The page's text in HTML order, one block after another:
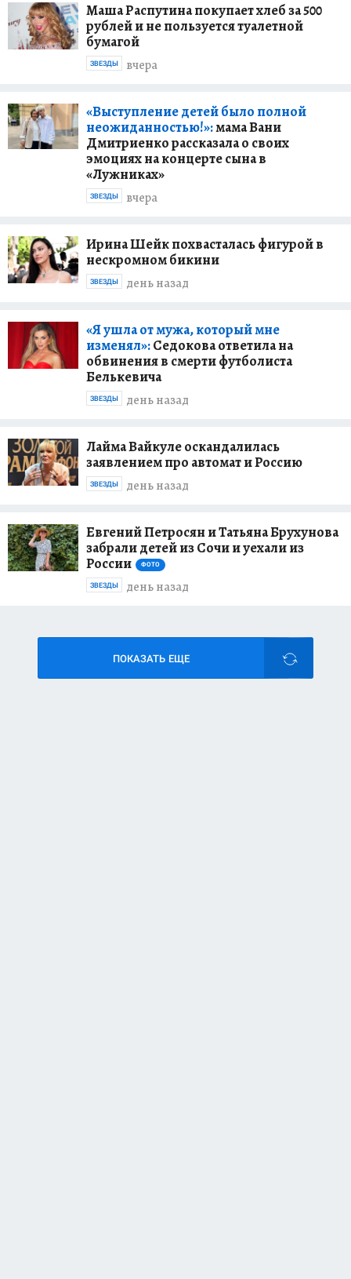
Маша Распутина покупает хлеб за 500
рублей и не пользуется туалетной
бумагой
вчера
ЗВЕЗДЫ
«Выступление детей было полной
неожиданностью!»:мама Вани
Дмитриенко рассказала о своих
эмоциях на концерте сына в
«Лужниках»
вчера
ЗВЕЗДЫ
Ирина Шейк похвасталась фигурой в
нескромном бикини
день назад
ЗВЕЗДЫ
«Я ушла от мужа, который мне
изменял»:Седокова ответила на
обвинения в смерти футболиста
Белькевича
день назад
ЗВЕЗДЫ
Лайма Вайкуле оскандалилась
заявлением про автомат и Россию
день назад
ЗВЕЗДЫ
Евгений Петросян и Татьяна Брухунова
забрали детей из Сочи и уехали из
России
ФОТО
день назад
ЗВЕЗДЫ
ПОКАЗАТЬ ЕЩЕ